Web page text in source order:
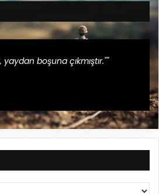
boşuna çıkmıştır.""